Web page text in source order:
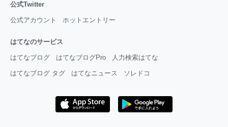
公式Twitter
公式アカウント ホットエントリー
はてなのサービス
はてなブログ はてなブログPro 人力検索はてな
はてなブログ タグ はてなニュース ソレドコ